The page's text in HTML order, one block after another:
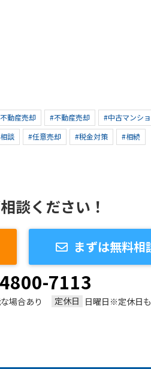
動産売却 #不動産売却 #中古マンシ
談 #任意売却 #税金対策 #相続
談ください！
まずは無料相
7113
場合あり 定休日 日曜日※定休日